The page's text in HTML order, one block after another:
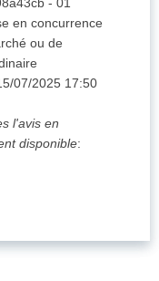
- 01
en concurrence
ou de
07/2025 17:50
l'avis en
disponible: